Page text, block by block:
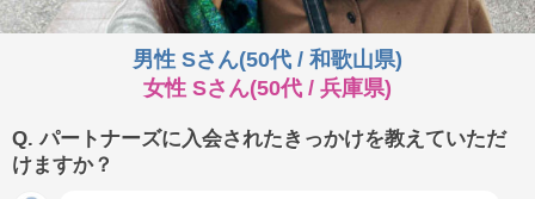
男性 Sさん(50代 / 和歌山県)
女性 Sさん(50代 / 兵庫県)
Q. パートナーズに入会されたきっかけを教えていただ
けますか？